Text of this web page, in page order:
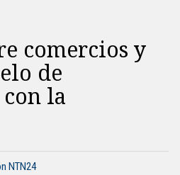
comercios y
de
la
NTN24